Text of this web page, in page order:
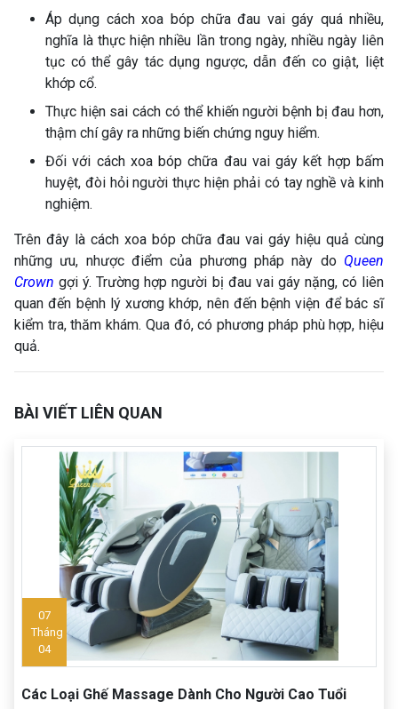
Áp dụng cách xoa bóp chữa đau vai gáy quá nhiều,
nghĩa là thực hiện nhiều lần trong ngày, nhiều ngày liên
tục có thể gây tác dụng ngược, dẫn đến co giật, liệt
khớp cổ.
Thực hiện sai cách có thể khiến người bệnh bị đau hơn,
thậm chí gây ra những biến chứng nguy hiểm.
Đối với cách xoa bóp chữa đau vai gáy kết hợp bấm
huyệt, đòi hỏi người thực hiện phải có tay nghề và kinh
nghiệm.
Trên đây là cách xoa bóp chữa đau vai gáy hiệu quả cùng
những ưu, nhược điểm của phương pháp này do Queen
Crown gợi ý. Trường hợp người bị đau vai gáy nặng, có liên
quan đến bệnh lý xương khớp, nên đến bệnh viện để bác sĩ
kiểm tra, thăm khám. Qua đó, có phương pháp phù hợp, hiệu
quả.
BÀI VIẾT LIÊN QUAN
07
Tháng
04
Các Loại Ghế Massage Dành Cho Người Cao Tuổi